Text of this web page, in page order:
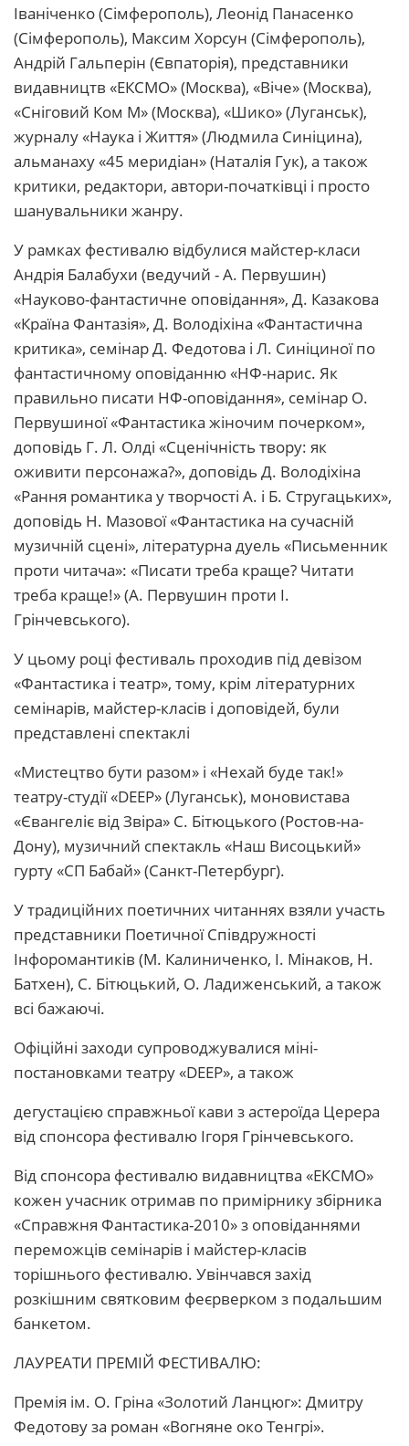
Іваніченко (Сімферополь), Леонід Панасенко
(Сімферополь), Максим Хорсун (Сімферополь),
Андрій Гальперін (Євпаторія), представники
видавництв «ЕКСМО» (Москва), «Віче» (Москва),
«Сніговий Ком М» (Москва), «Шико» (Луганськ),
журналу «Наука і Життя» (Людмила Синіцина),
альманаху «45 меридіан» (Наталія Гук), а також
критики, редактори, автори-початківці і просто
шанувальники жанру.
У рамках фестивалю відбулися майстер-класи
Андрія Балабухи (ведучий - А. Первушин)
«Науково-фантастичне оповідання», Д. Казакова
«Країна Фантазія», Д. Володіхіна «Фантастична
критика», семінар Д. Федотова і Л. Синіциної по
фантастичному оповіданню «НФ-нарис. Як
правильно писати НФ-оповідання», семінар О.
Первушиної «Фантастика жіночим почерком»,
доповідь Г. Л. Олді «Сценічність твору: як
оживити персонажа?», доповідь Д. Володіхіна
«Рання романтика у творчості А. і Б. Стругацьких»,
доповідь Н. Мазової «Фантастика на сучасній
музичній сцені», літературна дуель «Письменник
проти читача»: «Писати треба краще? Читати
треба краще!» (А. Первушин проти І.
Грінчевського).
У цьому році фестиваль проходив під девізом
«Фантастика і театр», тому, крім літературних
семінарів, майстер-класів і доповідей, були
представлені спектаклі
«Мистецтво бути разом» і «Нехай буде так!»
театру-студії «DEEP» (Луганськ), моновистава
«Євангеліє від Звіра» С. Бітюцького (Ростов-на-
Дону), музичний спектакль «Наш Висоцький»
гурту «СП Бабай» (Санкт-Петербург).
У традиційних поетичних читаннях взяли участь
представники Поетичної Співдружності
Інфоромантиків (М. Калиниченко, І. Мінаков, Н.
Батхен), С. Бітюцький, О. Ладиженський, а також
всі бажаючі.
Офіційні заходи супроводжувалися міні-
постановками театру «DEEP», а також
дегустацією справжньої кави з астероїда Церера
від спонсора фестивалю Ігоря Грінчевського.
Від спонсора фестивалю видавництва «ЕКСМО»
кожен учасник отримав по примірнику збірника
«Справжня Фантастика-2010» з оповіданнями
переможців семінарів і майстер-класів
торішнього фестивалю. Увінчався захід
розкішним святковим феєрверком з подальшим
банкетом.
ЛАУРЕАТИ ПРЕМІЙ ФЕСТИВАЛЮ:
Премія ім. О. Гріна «Золотий Ланцюг»: Дмитру
Федотову за роман «Вогняне око Тенгрі».